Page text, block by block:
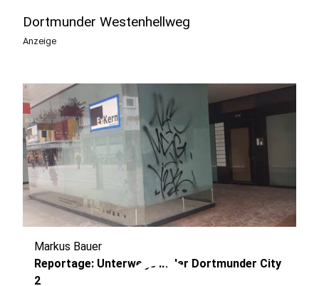
Dortmunder Westenhellweg
Anzeige
Markus Bauer
Reportage: Unterwegs in der Dortmunder City
2